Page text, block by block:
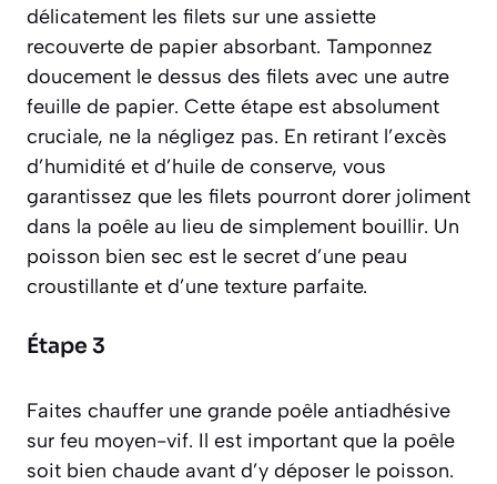
délicatement les filets sur une assiette
recouverte de papier absorbant. Tamponnez
doucement le dessus des filets avec une autre
feuille de papier. Cette étape est absolument
cruciale, ne la négligez pas. En retirant l’excès
d’humidité et d’huile de conserve, vous
garantissez que les filets pourront dorer joliment
dans la poêle au lieu de simplement bouillir. Un
poisson bien sec est le secret d’une peau
croustillante et d’une texture parfaite.
Étape 3
Faites chauffer une grande poêle antiadhésive
sur feu moyen-vif. Il est important que la poêle
soit bien chaude avant d’y déposer le poisson.